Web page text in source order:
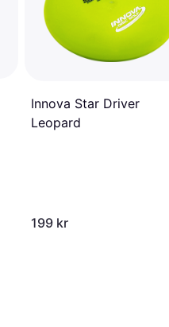
Innova Star Driver
Leopard
199 kr